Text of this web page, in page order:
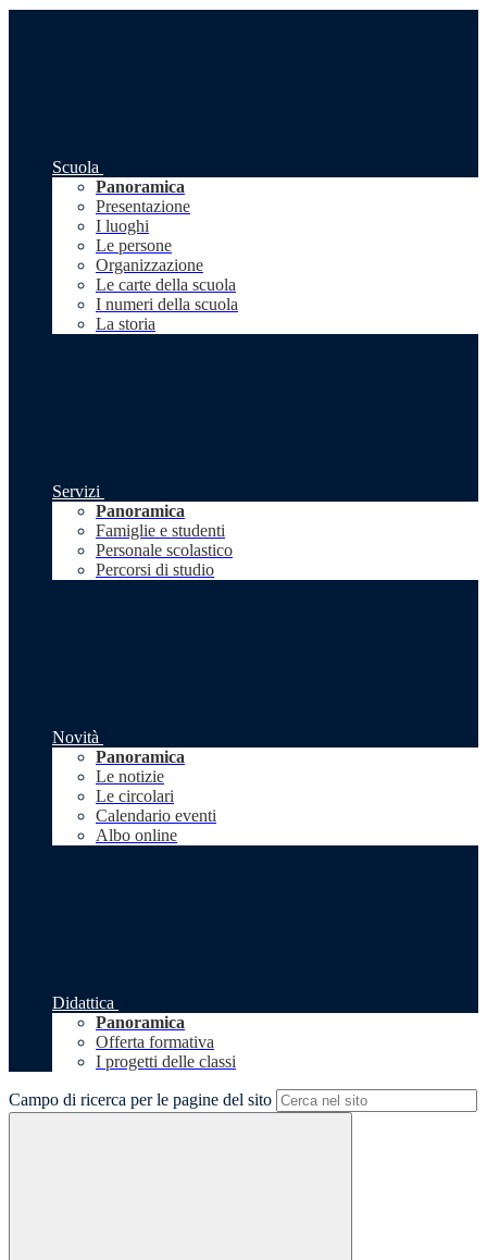
Scuola
Panoramica
Presentazione
I luoghi
Le persone
Organizzazione
Le carte della scuola
I numeri della scuola
La storia
Servizi
Panoramica
Famiglie e studenti
Personale scolastico
Percorsi di studio
Novità
Panoramica
Le notizie
Le circolari
Calendario eventi
Albo online
Didattica
Panoramica
Offerta formativa
I progetti delle classi
Campo di ricerca per le pagine del sito